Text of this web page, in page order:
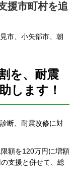
援市町村を追
市、小矢部市、朝
を、耐震
します！
断、耐震改修に対
額を120万円に増額
支援と併せて、総